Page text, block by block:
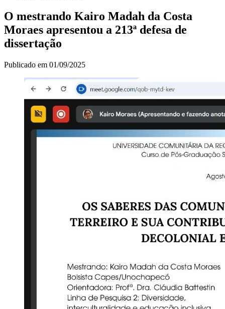
O mestrando Kairo Madah da Costa
Moraes apresentou a 213ª defesa de
dissertação
Publicado em 01/09/2025